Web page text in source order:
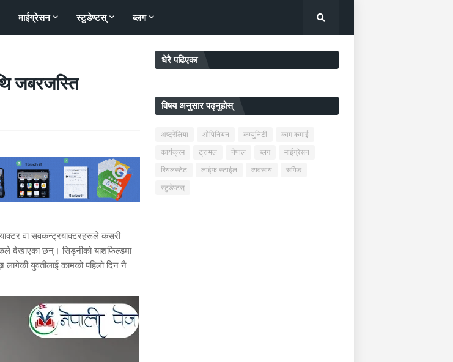
माईग्रेसन स्टुडेण्टस् ब्लग
जबरजस्ति
वा सवकन्ट्रयाक्टरहरूले कसरी
देखाएका छन्। सिड्नीको याशफिल्डमा
युवतीलाई कामको पहिलो दिन नै
धेरै पढिएका
विषय अनुसार पढ्नुहोस्
अष्ट्रेलिया ओपिनियन कम्युनिटी
काम कमाई
कार्यक्रम
ट्राभल नेपाल ब्लग
माईग्रेसन
रियलस्टेट
लाईफ स्टाईल व्यवसाय
सपिङ
स्टुडेण्टस्